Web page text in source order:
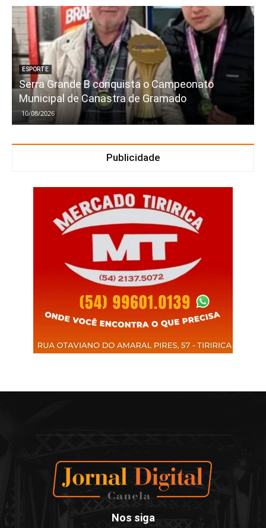
ESPORTE
Serra Grande B conquista o Campeonato
Municipal de Canastra de Gramado
10/08/2026
Publicidade
Nos siga